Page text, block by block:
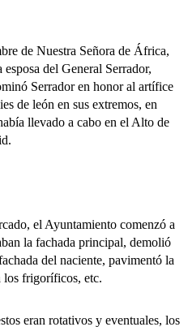
de Nuestra Señora de África,
del General Serrador,
Serrador en honor al artífice
de león en sus extremos, en
llevado a cabo en el Alto de
el Ayuntamiento comenzó a
la fachada principal, demolió
del naciente, pavimentó la
los frigoríficos, etc.
eran rotativos y eventuales, los